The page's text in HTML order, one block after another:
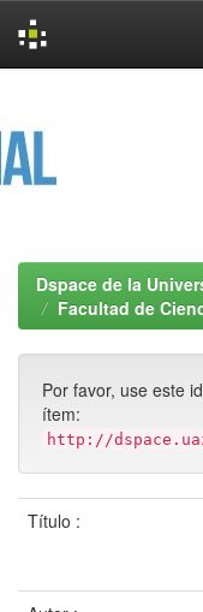
Dspace de la
Facultad de
Por favor, use este
ítem:
http://
Título :